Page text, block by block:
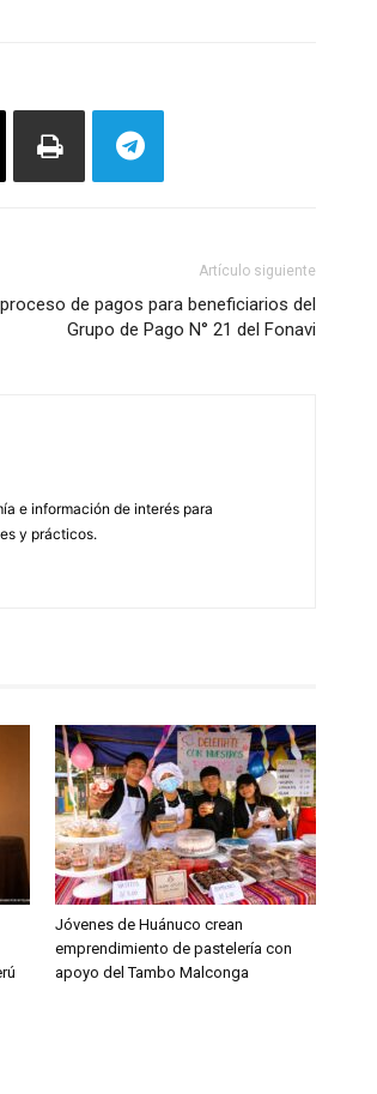
Artículo siguiente
de pagos para beneficiarios del
Grupo de Pago N° 21 del Fonavi
e información de interés para
y prácticos.
Jóvenes de Huánuco crean
emprendimiento de pastelería con
apoyo del Tambo Malconga